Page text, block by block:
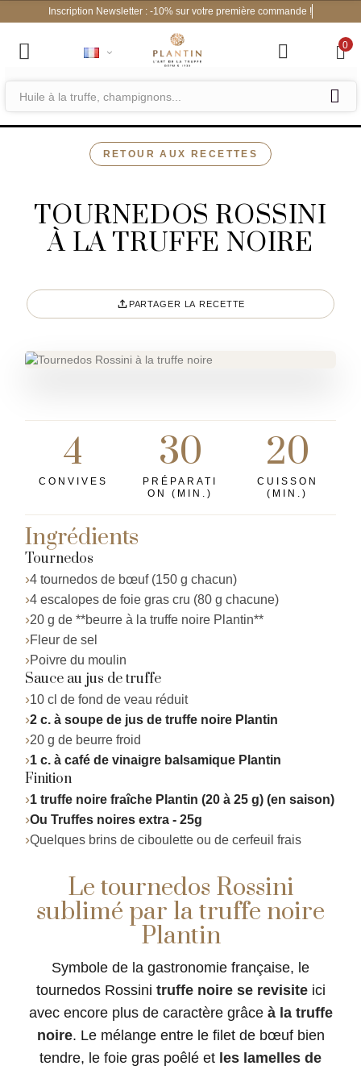
Inscription Newsletter : -10% sur votre première com
0
RETOUR AUX RECETTES
TOURNEDOS ROSSINI
À LA TRUFFE NOIRE
PARTAGER LA RECETTE
4
CONVIVES
30
PRÉPARATI
ON (MIN.)
20
CUISSON
(MIN.)
Ingrédients
Tournedos
4 tournedos de bœuf (150 g chacun)
4 escalopes de foie gras cru (80 g chacune)
20 g de **beurre à la truffe noire Plantin**
Fleur de sel
Poivre du moulin
Sauce au jus de truffe
10 cl de fond de veau réduit
2 c. à soupe de jus de truffe noire Plantin
20 g de beurre froid
1 c. à café de vinaigre balsamique Plantin
Finition
1 truffe noire fraîche Plantin (20 à 25 g) (en saison)
Ou Truffes noires extra - 25g
Quelques brins de ciboulette ou de cerfeuil frais
Le tournedos Rossini
sublimé par la truffe noire
Plantin
Symbole de la gastronomie française, le
tournedos Rossini truffe noire se revisiteici
avec encore plus de caractère grâce à la truffe
noire. Le mélange entre le filet de bœuf bien
tendre, le foie gras poêlé et les lamelles de